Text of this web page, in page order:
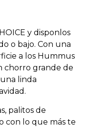
y disponlos
o bajo. Con una
a los Hummus
chorro grande de
linda
palitos de
con lo que más te